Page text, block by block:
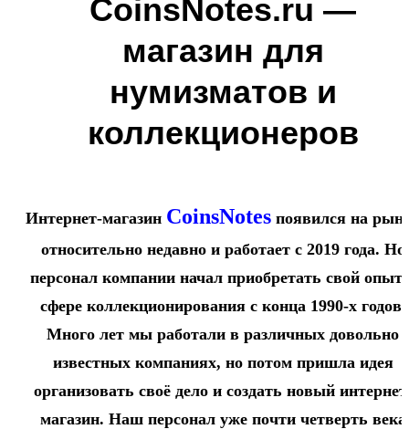
CoinsNotes.ru —
магазин для
нумизматов и
коллекционеров
Интернет-магазин CoinsNotes появился на
относительно недавно и работает с 2019 года. Но
персонал компании начал приобретать свой опыт
сфере коллекционирования с конца 1990-х годов.
Много лет мы работали в различных довольно
известных компаниях, но потом пришла идея
организовать своё дело и создать новый
магазин. Наш персонал уже почти четверть века